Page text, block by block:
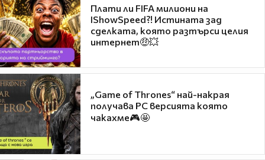
Плати ли FIFA милиони на
IShowSpeed?! Истината зад
сделката, която разтърси целия
интернет🤑💥
„Game of Thrones“ най-накрая
получава PC версията която
чакахме🎮🤩